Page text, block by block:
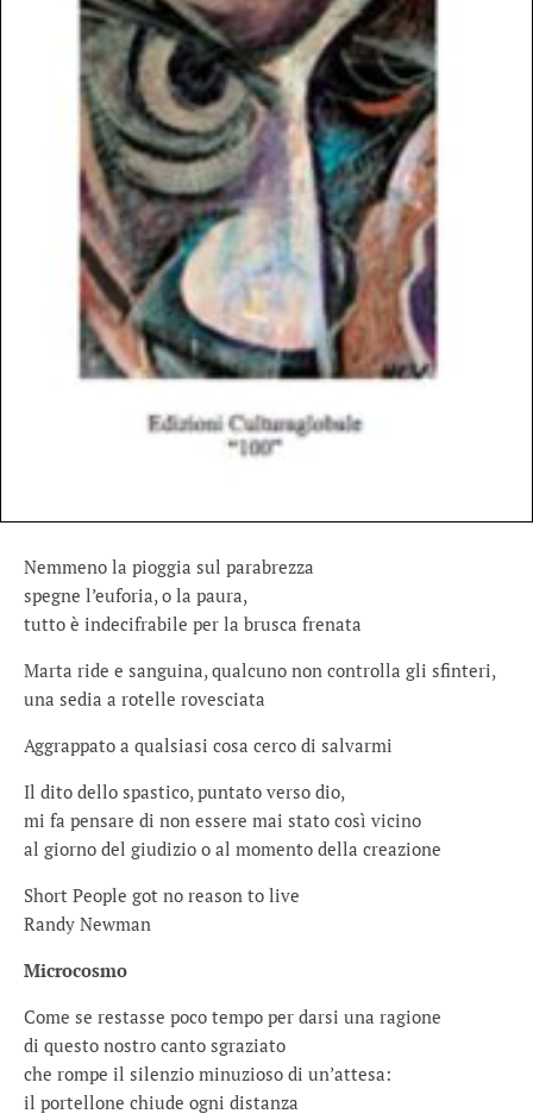
Nemmeno la pioggia sul parabrezza
spegne l’euforia, o la paura,
tutto è indecifrabile per la brusca frenata
Marta ride e sanguina, qualcuno non controlla gli sfinteri,
una sedia a rotelle rovesciata
Aggrappato a qualsiasi cosa cerco di salvarmi
Il dito dello spastico, puntato verso dio,
mi fa pensare di non essere mai stato così vicino
al giorno del giudizio o al momento della creazione
Short People got no reason to live
Randy Newman
Microcosmo
Come se restasse poco tempo per darsi una ragione
di questo nostro canto sgraziato
che rompe il silenzio minuzioso di un’attesa:
il portellone chiude ogni distanza